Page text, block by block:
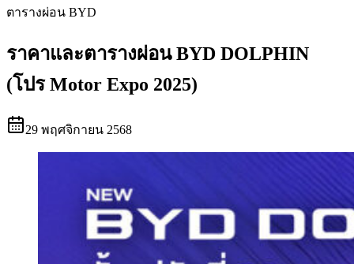
ตารางผ่อน BYD
ราคาและตารางผ่อน BYD DOLPHIN
(โปร Motor Expo 2025)
29 พฤศจิกายน 2568